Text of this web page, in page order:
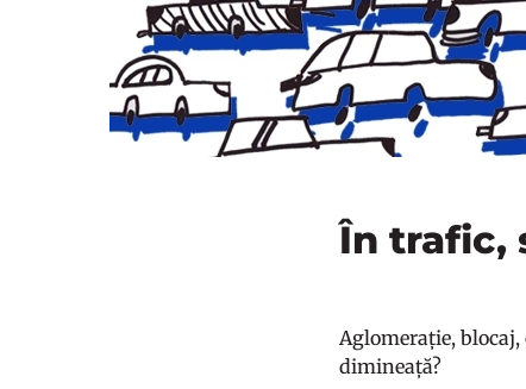
În trafic,
Aglomerație,
dimineață?